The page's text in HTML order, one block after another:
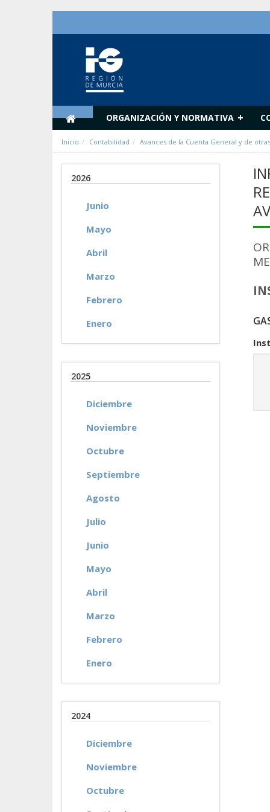
ORGANIZACIÓN Y NORMATIVA +
Inicio Contabilidad Avances de la Cuenta General y de
2026
Junio
Mayo
Abril
Marzo
Febrero
Enero
2025
Diciembre
Noviembre
Octubre
Septiembre
Agosto
Julio
Junio
Mayo
Abril
Marzo
Febrero
Enero
2024
Diciembre
Noviembre
Octubre